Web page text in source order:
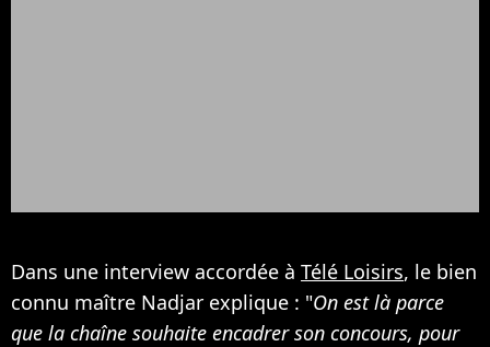
Dans une interview accordée à Télé Loisirs, le bien
connu maître Nadjar explique : "On est là parce
que la chaîne souhaite encadrer son concours, pour